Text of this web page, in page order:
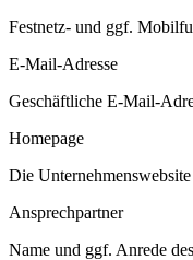
Festnetz- und ggf.
E-Mail-Adresse
Geschäftliche E-Mail-
Homepage
Die
Ansprechpartner
Name und ggf. Anrede